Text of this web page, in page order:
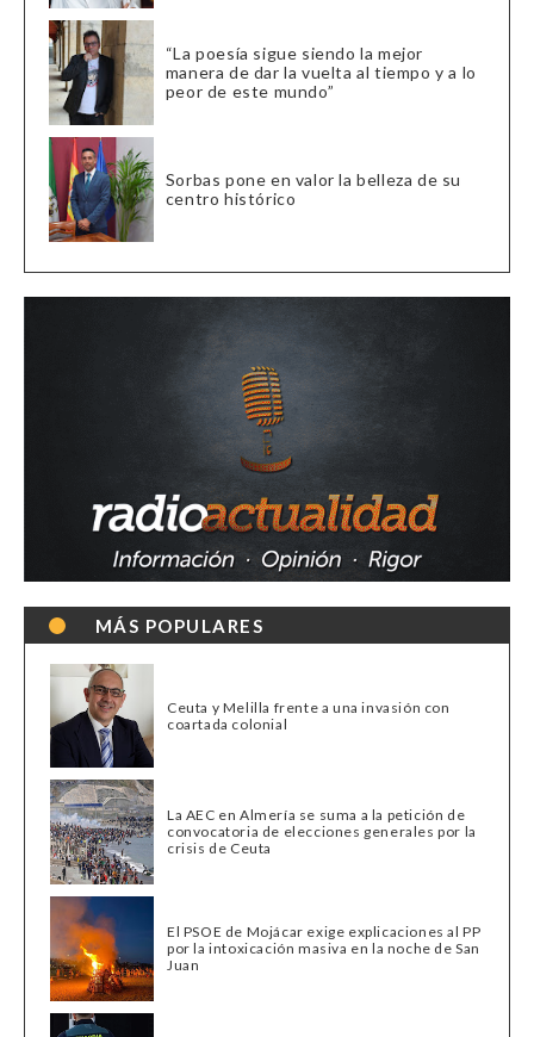
“La poesía sigue siendo la mejor
manera de dar la vuelta al tiempo y a lo
peor de este mundo”
Sorbas pone en valor la belleza de su
centro histórico
MÁS POPULARES
Ceuta y Melilla frente a una invasión con
coartada colonial
La AEC en Almería se suma a la petición de
convocatoria de elecciones generales por la
crisis de Ceuta
El PSOE de Mojácar exige explicaciones al PP
por la intoxicación masiva en la noche de San
Juan